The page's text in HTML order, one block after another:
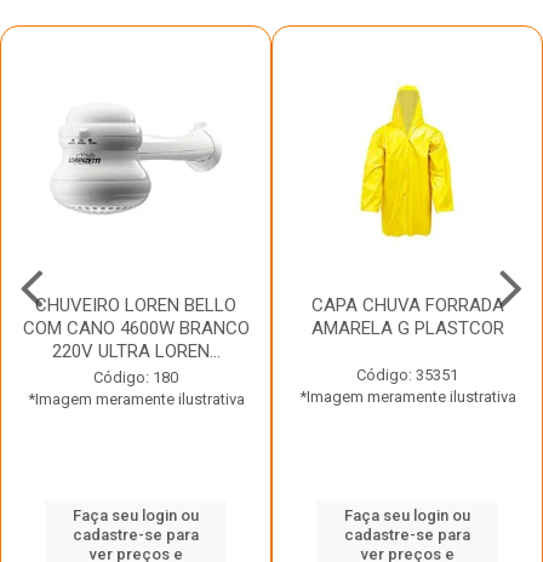
CHUVEIRO LOREN BELLO
COM CANO 4600W BRANCO
220V ULTRA LOREN...
Código: 180
*Imagem meramente ilustrativa
Faça seu login ou
cadastre-se para
ver preços e
CAPA CHUVA FORRADA
AMARELA G PLASTCOR
Código: 35351
*Imagem meramente ilustrativa
Faça seu login ou
cadastre-se para
ver preços e